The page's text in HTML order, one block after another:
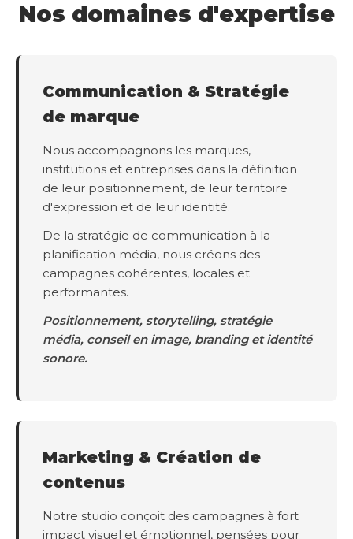
Nos domaines d'expertise
Communication & Stratégie
de marque
Nous accompagnons les marques,
institutions et entreprises dans la définition
de leur positionnement, de leur territoire
d'expression et de leur identité.
De la stratégie de communication à la
planification média, nous créons des
campagnes cohérentes, locales et
performantes.
Positionnement, storytelling, stratégie
média, conseil en image, branding et identité
sonore.
Marketing & Création de
contenus
Notre studio conçoit des campagnes à fort
impact visuel et émotionnel, pensées pour